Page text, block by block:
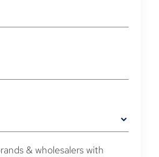
& wholesalers with